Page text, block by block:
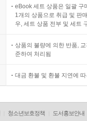
eBook 세트 상품은 일괄 구
1개의 상품으로 취급 및 판
우, 세트 상품 전부 및 세트
상품의 불량에 의한 반품,
준하여 처리됨
대금 환불 및 환불 지연에
청소년보호정책 도서홍보안내